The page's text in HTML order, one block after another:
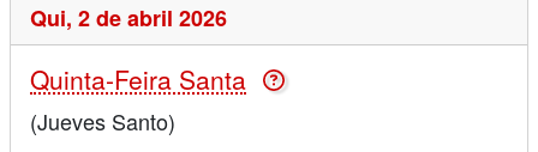
Qui, 2 de abril 2026
Quinta-Feira Santa
(Jueves Santo)